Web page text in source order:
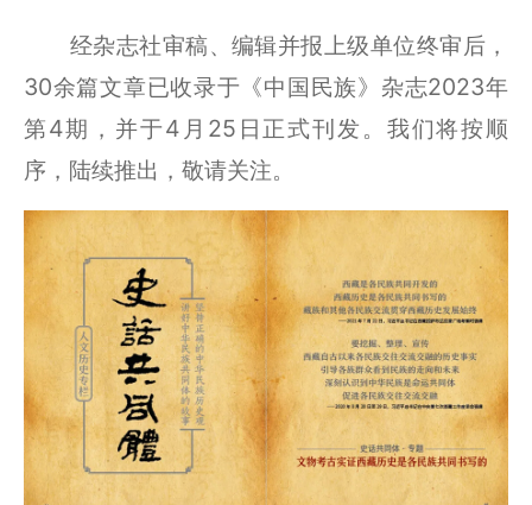
经杂志社审稿、编辑并报上级单位终审后，
30余篇文章已收录于《中国民族》杂志2023年
第4期，并于4月25日正式刊发。我们将按顺
序，陆续推出，敬请关注。